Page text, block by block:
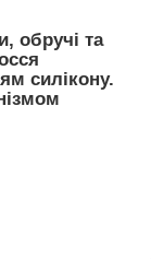
обручі та
силікону.